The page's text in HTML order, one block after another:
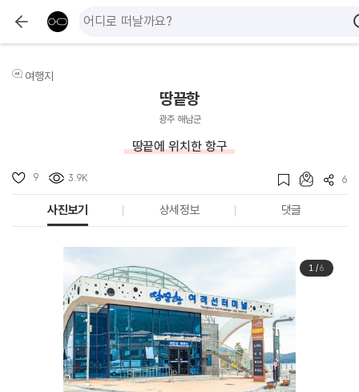
여행지
땅끝항
광주 해남군
땅끝에 위치한 항구
9 3.9K 6
사진보기 상세정보 댓글
1/6